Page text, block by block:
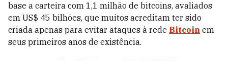
base a carteira com 1,1 milhão de bitcoins, avaliados
em US$ 45 bilhões, que muitos acreditam ter sido
criada apenas para evitar ataques à rede Bitcoin em
seus primeiros anos de existência.